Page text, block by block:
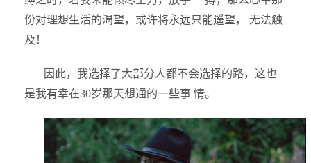
份对理想生活的渴望，或许将永远只能遥望， 无法触
及！
因此，我选择了大部分人都不会选择的路，这也
是我有幸在30岁那天想通的一些事 情。